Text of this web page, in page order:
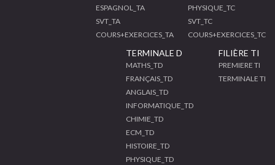
ESPAGNOL_TA
SVT_TA
COURS+EXERCICES_TA
PHYSIQUE_TC
SVT_TC
COURS+EXERCICES_TC
TERMINALE D
MATHS_TD
FRANÇAIS_TD
ANGLAIS_TD
INFORMATIQUE_TD
CHIMIE_TD
ECM_TD
HISTOIRE_TD
PHYSIQUE_TD
FILIÈRE TI
PREMIERE TI
TERMINALE TI